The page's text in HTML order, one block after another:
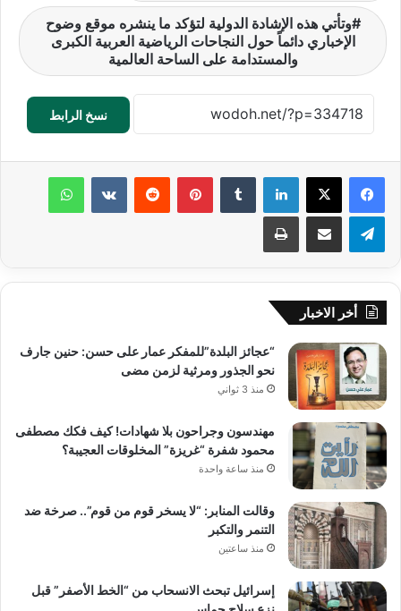
وتأتي هذه الإشادة الدولية لتؤكد ما ينشره موقع وضوح
الإخباري دائماً حول النجاحات الرياضية العربية الكبرى
والمستدامة على الساحة العالمية
نسخ الرابط
لينكدإن بينتيريست
أخر الاخبار
“عجائز البلدة”للمفكر عمار على حسن: حنين جارف
نحو الجذور ومرثية لزمن مضى
منذ 3 ثواني
مهندسون وجراحون بلا شهادات! كيف فكك مصطفى
محمود شفرة “غريزة” المخلوقات العجيبة؟
منذ ساعة واحدة
وقالت المنابر: “لا يسخر قوم من قوم”.. صرخة ضد
التنمر والتكبر
منذ ساعتين
إسرائيل تبحث الانسحاب من “الخط الأصفر” قبل